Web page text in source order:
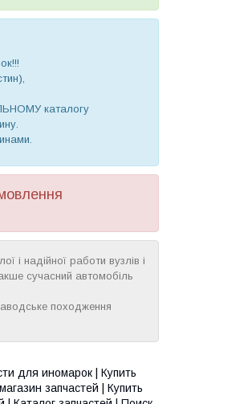
каталогу
і надійної работи вузлів і
сучасний автомобіль
походження
для иномарок | Купить
запчастей | Купить